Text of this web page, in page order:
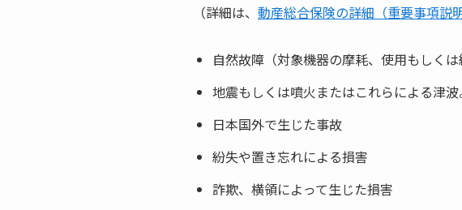
（詳細は、 動産総合保険の詳細（重要事項説明
自然故障（対象機器の摩耗、使用もしく
地震もしくは噴火またはこれらによる津
日本国外で生じた事故
紛失や置き忘れによる損害
詐欺、横領によって生じた損害